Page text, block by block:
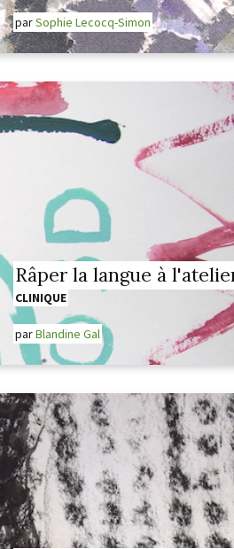
parSophie Lecocq-Simon
Râper la langue à
CLINIQUE
parBlandine Gal